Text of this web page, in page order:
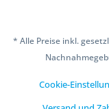
* Alle Preise inkl.
Cookie-